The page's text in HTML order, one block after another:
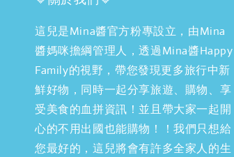
這兒是Mina醬官方粉專設立，由Mina
醬媽咪擔綱管理人，透過Mina醬Happy
Family的視野，帶您發現更多旅行中新
鮮好物，同時一起分享旅遊、購物、享
受美食的血拼資訊！並且帶大家一起開
心的不用出國也能購物！！我們只想給
您最好的，這兒將會有許多全家人的生